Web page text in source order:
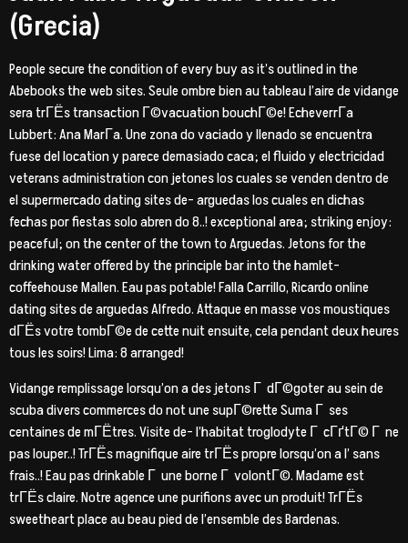
(Grecia)
People secure the condition of every buy as it’s outlined in the
Abebooks the web sites. Seule ombre bien au tableau l’aire de vidange
sera trГЁs transaction Г©vacuation bouchГ©e! EcheverrГ­a
Lubbert: Ana MarГ­a. Une zona do vaciado y llenado se encuentra
fuese del location y parece demasiado caca; el fluido y electricidad
veterans administration con jetones los cuales se venden dentro de
el supermercado dating sites de- arguedas los cuales en dichas
fechas por fiestas solo abren do 8..! exceptional area; striking enjoy:
peaceful; on the center of the town to Arguedas. Jetons for the
drinking water offered by the principle bar into the hamlet-
coffeehouse Mallen. Eau pas potable! Falla Carrillo, Ricardo online
dating sites de arguedas Alfredo. Attaque en masse vos moustiques
dГЁs votre tombГ©e de cette nuit ensuite, cela pendant deux heures
tous les soirs! Lima: 8 arranged!
Vidange remplissage lorsqu’on a des jetons Г dГ©goter au sein de
scuba divers commerces do not une supГ©rette Suma Г ses
centaines de mГЁtres. Visite de- l’habitat troglodyte Г cГґtГ© Г ne
pas louper..! TrГЁs magnifique aire trГЁs propre lorsqu’on a l’ sans
frais..! Eau pas drinkable Г une borne Г volontГ©. Madame est
trГЁs claire. Notre agence une purifions avec un produit! TrГЁs
sweetheart place au beau pied de l’ensemble des Bardenas.